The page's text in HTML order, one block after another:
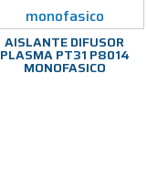
AISLANTE DIFUSOR
PLASMA PT31 P8014
MONOFASICO